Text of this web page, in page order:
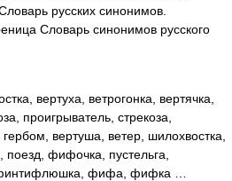
русских синонимов.
Словарь синонимов русского
вертуха, ветрогонка, вертячка,
проигрыватель, стрекоза,
вертуша, ветер, шилохвостка,
фифочка, пустельга,
финтифлюшка, фифа, фифка …